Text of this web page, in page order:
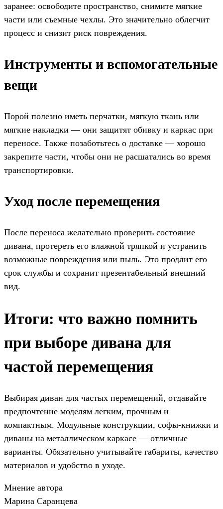
заранее: освободите пространство, снимите мягкие
части или съемные чехлы. Это значительно облегчит
процесс и снизит риск повреждения.
Инструменты и вспомогательные
вещи
Порой полезно иметь перчатки, мягкую ткань или
мягкие накладки — они защитят обивку и каркас при
переносе. Также позаботьтесь о доставке — хорошо
закрепите части, чтобы они не расшатались во время
транспортировки.
Уход после перемещения
После переноса желательно проверить состояние
дивана, протереть его влажной тряпкой и устранить
возможные повреждения или пыль. Это продлит его
срок службы и сохранит презентабельный внешний
вид.
Итоги: что важно помнить
при выборе дивана для
частой перемещения
Выбирая диван для частых перемещений, отдавайте
предпочтение моделям легким, прочным и
компактным. Модульные конструкции, софы-книжки и
диваны на металлическом каркасе — отличные
варианты. Обязательно учитывайте габариты, качество
материалов и удобство в уходе.
Мнение автора
Марина Саранцева